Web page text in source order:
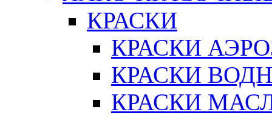
КРАСКИ
КРАСКИ
КРАСКИ
КРАСКИ